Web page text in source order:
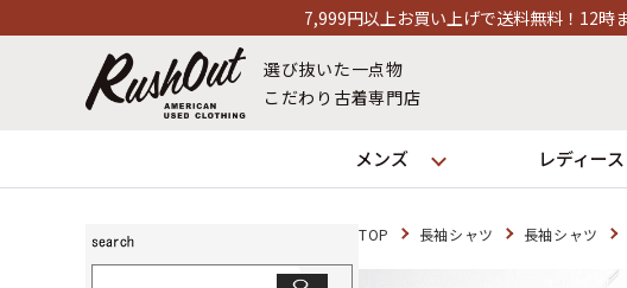
7,999円以上お買い上げで送料無料！12時までのご注文は当日出荷
選び抜いた一点物
こだわり古着専門店
メンズ レディース
TOP 長袖シャツ 長袖シャツ